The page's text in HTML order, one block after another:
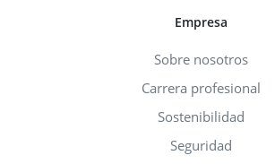
Empresa
Sobre nosotros
Carrera profesional
Sostenibilidad
Seguridad